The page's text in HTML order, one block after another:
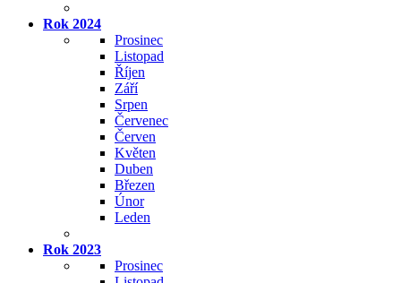
Rok 2024
Prosinec
Listopad
Říjen
Září
Srpen
Červenec
Červen
Květen
Duben
Březen
Únor
Leden
Rok 2023
Prosinec